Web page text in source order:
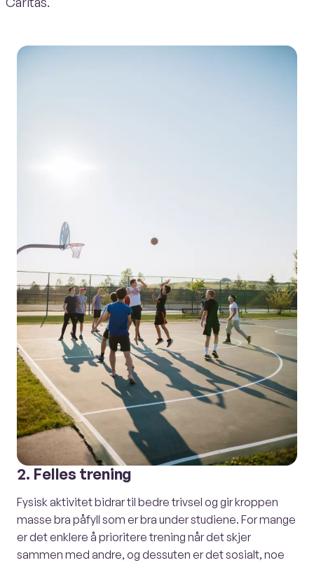
2. Felles trening
Fysisk aktivitet bidrar til bedre trivsel og gir kroppen
masse bra påfyll som er bra under studiene. For mange
er det enklere å prioritere trening når det skjer
sammen med andre, og dessuten er det sosialt, noe